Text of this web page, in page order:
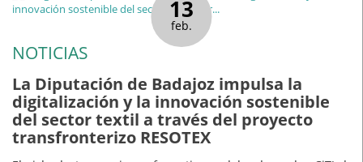
13
feb.
NOTICIAS
La Diputación de Badajoz impulsa la
digitalización y la innovación sostenible
del sector textil a través del proyecto
transfronterizo RESOTEX